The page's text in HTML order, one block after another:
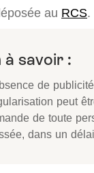
au RCS.
à savoir :
de
peut
de toute
dans un